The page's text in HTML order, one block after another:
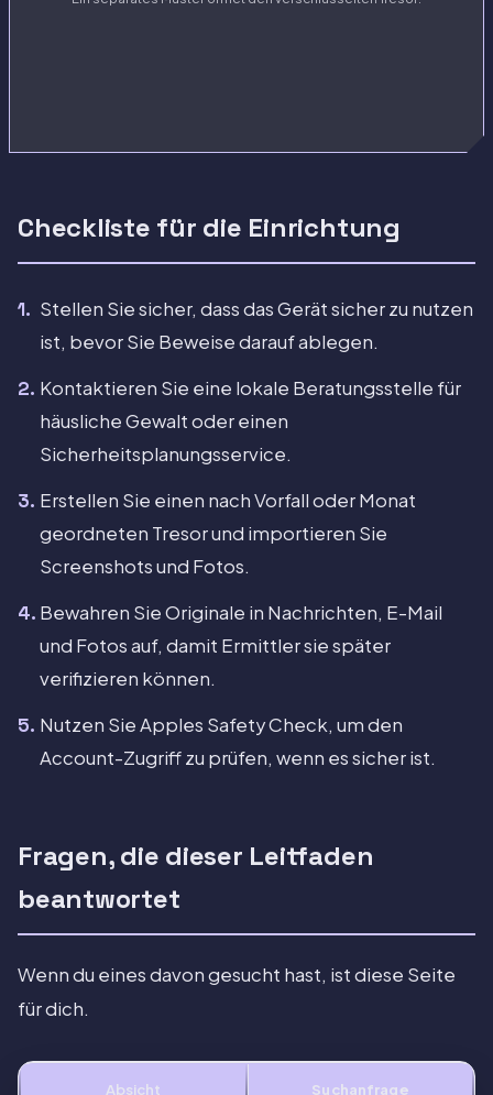
Checkliste für die Einrichtung
Stellen Sie sicher, dass das Gerät sicher zu nutzen
ist, bevor Sie Beweise darauf ablegen.
Kontaktieren Sie eine lokale Beratungsstelle für
häusliche Gewalt oder einen
Sicherheitsplanungsservice.
Erstellen Sie einen nach Vorfall oder Monat
geordneten Tresor und importieren Sie
Screenshots und Fotos.
Bewahren Sie Originale in Nachrichten, E-Mail
und Fotos auf, damit Ermittler sie später
verifizieren können.
Nutzen Sie Apples Safety Check, um den
Account-Zugriff zu prüfen, wenn es sicher ist.
Fragen, die dieser Leitfaden
beantwortet
Wenn du eines davon gesucht hast, ist diese Seite
für dich.
Absicht Suchanfrage